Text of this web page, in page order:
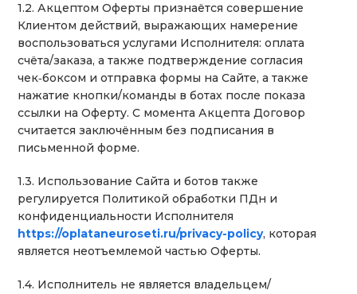
1.2. Акцептом Оферты признаётся совершение
Клиентом действий, выражающих намерение
воспользоваться услугами Исполнителя: оплата
счёта/заказа, а также подтверждение согласия
чек‑боксом и отправка формы на Сайте, а также
нажатие кнопки/команды в ботах после показа
ссылки на Оферту. С момента Акцепта Договор
считается заключённым без подписания в
письменной форме.
1.3. Использование Сайта и ботов также
регулируется Политикой обработки ПДн и
конфиденциальности Исполнителя
https://oplataneuroseti.ru/privacy-policy, которая
является неотъемлемой частью Оферты.
1.4. Исполнитель не является владельцем/